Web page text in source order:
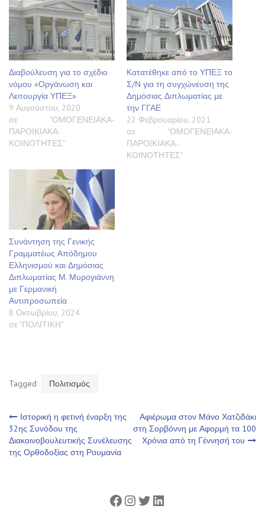
Διαβούλευση για το σχέδιο
νόμου «Οργάνωση και
Λειτουργία ΥΠΕΞ»
9 Αυγούστου, 2020
σε "ΟΜΟΓΕΝΕΙΑΚΑ-
ΠΑΡΟΙΚΙΑΚΑ-
ΚΟΙΝΟΤΗΤΕΣ"
Κατατέθηκε από το ΥΠΕΞ το
Σ/Ν για τη συγχώνευση της
Δημόσιας Διπλωματίας με
την ΓΓΑΕ
22 Φεβρουαρίου, 2021
σε "ΟΜΟΓΕΝΕΙΑΚΑ-
ΠΑΡΟΙΚΙΑΚΑ-
ΚΟΙΝΟΤΗΤΕΣ"
Συνάντηση της Γενικής
Γραμματέως Απόδημου
Ελληνισμού και Δημόσιας
Διπλωματίας Μ. Μυρογιάννη
με Γερμανική
Αντιπροσωπεία
8 Οκτωβρίου, 2024
σε "ΠΟΛΙΤΙΚΗ"
Tagged Πολιτισμός
Πλοήγηση
άρθρων
Ιστορική η φετινή έναρξη της
32ης Συνόδου της
Διακοινοβουλευτικής Συνέλευσης
της Ορθοδοξίας στη Ρουμανία
Αφιέρωμα στον Μάνο Χατζιδάκι
στη Σορβόννη με Αφορμή τα 100
Χρόνια από τη Γέννησή του
Facebook
Instagram
Twitter
Linkedin